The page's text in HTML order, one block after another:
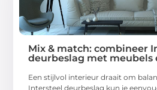
Mix & match: combineer
deurbeslag met meubels
Een stijlvol interieur draait om
Intersteel deurbeslag kun je